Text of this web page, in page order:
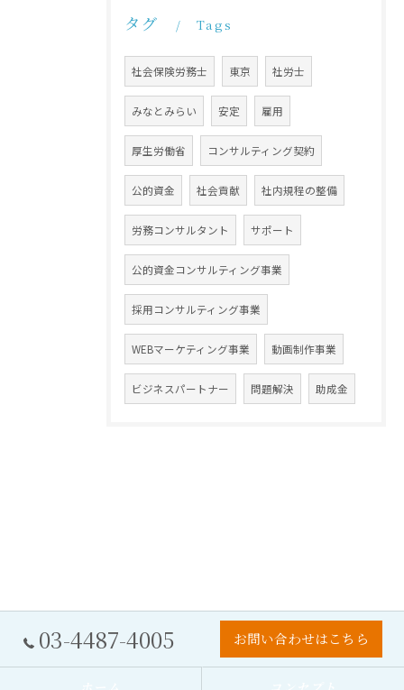
タグ Tags
社会保険労務士 東京 社労士
みなとみらい 安定 雇用
厚生労働省 コンサルティング契約
公的資金 社会貢献 社内規程の整備
労務コンサルタント サポート
公的資金コンサルティング事業
採用コンサルティング事業
WEBマーケティング事業 動画制作事業
ビジネスパートナー 問題解決 助成金
03-4487-4005 お問い合わせはこちら